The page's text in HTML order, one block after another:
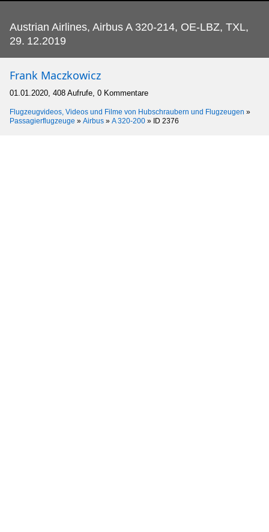
Austrian Airlines, Airbus A 320-214, OE-LBZ, TXL,
29. 12.2019
Frank Maczkowicz
01.01.2020, 408 Aufrufe, 0 Kommentare
Flugzeugvideos, Videos und Filme von Hubschraubern und Flugzeugen »
Passagierflugzeuge » Airbus » A 320-200 » ID 2376